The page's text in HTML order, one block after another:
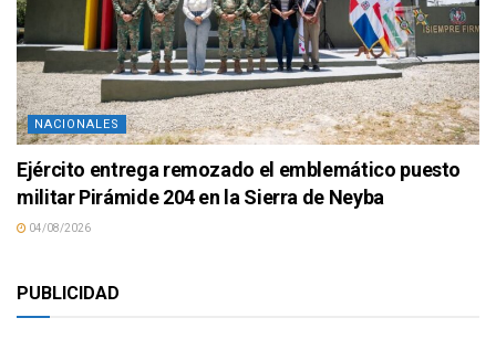
NACIONALES
Ejército entrega remozado el emblemático puesto
militar Pirámide 204 en la Sierra de Neyba
04/08/2026
PUBLICIDAD